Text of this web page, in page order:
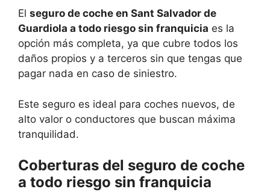
El seguro de coche en Sant Salvador de
Guardiola a todo riesgo sin franquicia es la
opción más completa, ya que cubre todos los
daños propios y a terceros sin que tengas que
pagar nada en caso de siniestro.
Este seguro es ideal para coches nuevos, de
alto valor o conductores que buscan máxima
tranquilidad.
Coberturas del seguro de coche
a todo riesgo sin franquicia